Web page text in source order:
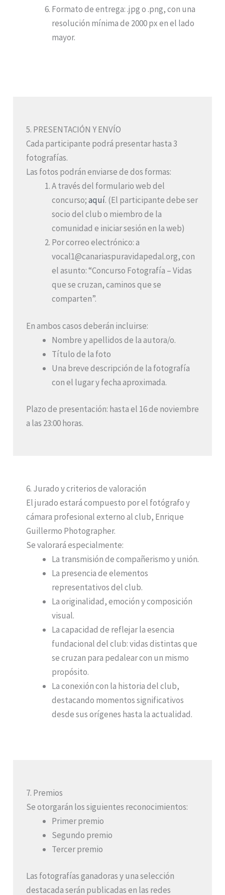
Formato de entrega: .jpg o .png, con una
resolución mínima de 2000 px en el lado
mayor.
5. PRESENTACIÓN Y ENVÍO
Cada participante podrá presentar hasta 3
fotografías.
Las fotos podrán enviarse de dos formas:
A través del formulario web del
concurso;aquí. (El participante debe ser
socio del club o miembro de la
comunidad e iniciar sesión en la web)
Por correo electrónico: a
vocal1@canariaspuravidapedal.org, con
el asunto: “Concurso Fotografía – Vidas
que se cruzan, caminos que se
comparten”.
En ambos casos deberán incluirse:
Nombre y apellidos de la autora/o.
Título de la foto
Una breve descripción de la fotografía
con el lugar y fecha aproximada.
Plazo de presentación: hasta el 16 de noviembre
a las 23:00 horas.
6. Jurado y criterios de valoración
El jurado estará compuesto por el fotógrafo y
cámara profesional externo al club, Enrique
Guillermo Photographer.
Se valorará especialmente:
La transmisión de compañerismo y unión.
La presencia de elementos
representativos del club.
La originalidad, emoción y composición
visual.
La capacidad de reflejar la esencia
fundacional del club: vidas distintas que
se cruzan para pedalear con un mismo
propósito.
La conexión con la historia del club,
destacando momentos significativos
desde sus orígenes hasta la actualidad.
7. Premios
Se otorgarán los siguientes reconocimientos:
Primer premio
Segundo premio
Tercer premio
Las fotografías ganadoras y una selección
destacada serán publicadas en las redes